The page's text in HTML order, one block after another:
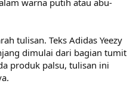
warna putih atau abu-
tulisan. Teks Adidas Yeezy
dimulai dari bagian tumit
produk palsu, tulisan ini